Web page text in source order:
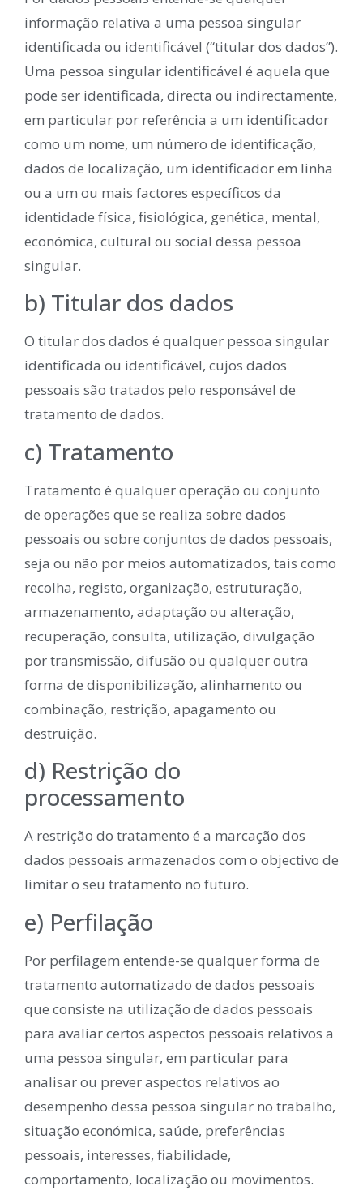
informação relativa a uma pessoa singular
identificada ou identificável (“titular dos dados”).
Uma pessoa singular identificável é aquela que
pode ser identificada, directa ou indirectamente,
em particular por referência a um identificador
como um nome, um número de identificação,
dados de localização, um identificador em linha
ou a um ou mais factores específicos da
identidade física, fisiológica, genética, mental,
económica, cultural ou social dessa pessoa
singular.
b) Titular dos dados
O titular dos dados é qualquer pessoa singular
identificada ou identificável, cujos dados
pessoais são tratados pelo responsável de
tratamento de dados.
c) Tratamento
Tratamento é qualquer operação ou conjunto
de operações que se realiza sobre dados
pessoais ou sobre conjuntos de dados pessoais,
seja ou não por meios automatizados, tais como
recolha, registo, organização, estruturação,
armazenamento, adaptação ou alteração,
recuperação, consulta, utilização, divulgação
por transmissão, difusão ou qualquer outra
forma de disponibilização, alinhamento ou
combinação, restrição, apagamento ou
destruição.
d) Restrição do
processamento
A restrição do tratamento é a marcação dos
dados pessoais armazenados com o objectivo de
limitar o seu tratamento no futuro.
e) Perfilação
Por perfilagem entende-se qualquer forma de
tratamento automatizado de dados pessoais
que consiste na utilização de dados pessoais
para avaliar certos aspectos pessoais relativos a
uma pessoa singular, em particular para
analisar ou prever aspectos relativos ao
desempenho dessa pessoa singular no trabalho,
situação económica, saúde, preferências
pessoais, interesses, fiabilidade,
comportamento, localização ou movimentos.